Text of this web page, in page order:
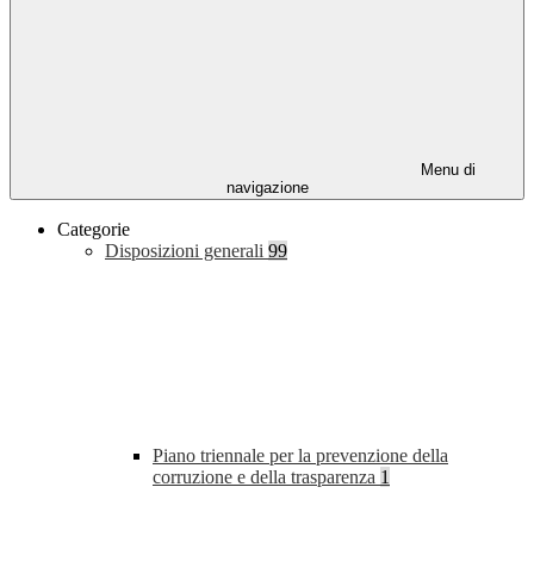
Menu di
navigazione
Categorie
Disposizioni generali 99
Piano triennale per la prevenzione della
corruzione e della trasparenza 1